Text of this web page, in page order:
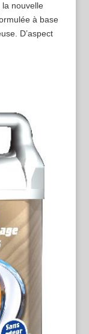
nouvelle
à base
D’aspect